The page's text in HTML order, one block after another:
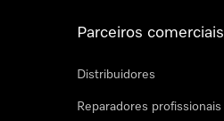
Parceiros comerciais
Distribuidores
Reparadores profissionais